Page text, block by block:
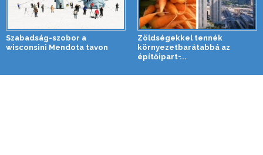
Szabadság-szobor a
wisconsini Mendota tavon
Zöldségekkel tennék
környezetbarátabbá az
építőipart ̵...